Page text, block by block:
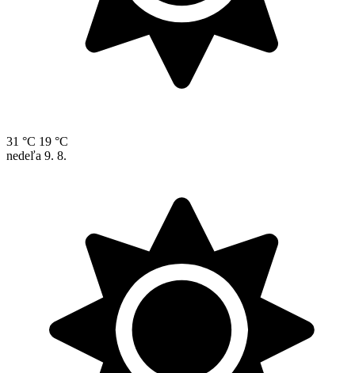
31 °C 19 °C
nedeľa 9. 8.